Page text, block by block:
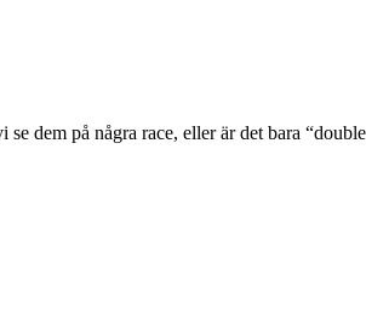
dem på några race, eller är det bara